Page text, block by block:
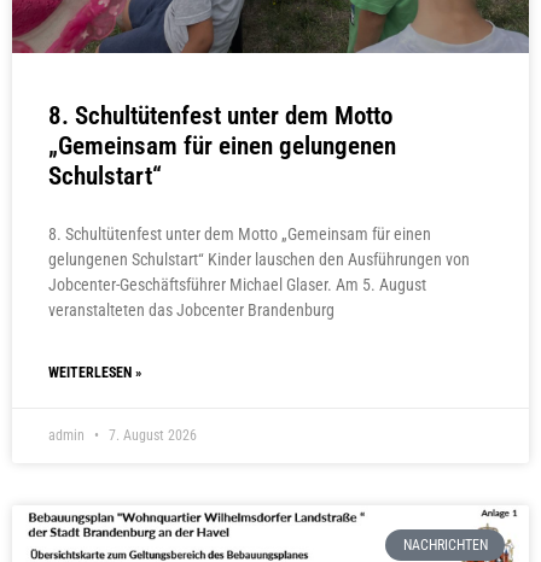
8. Schultütenfest unter dem Motto
„Gemeinsam für einen gelungenen
Schulstart“
8. Schultütenfest unter dem Motto „Gemeinsam für einen
gelungenen Schulstart“ Kinder lauschen den Ausführungen von
Jobcenter-Geschäftsführer Michael Glaser. Am 5. August
veranstalteten das Jobcenter Brandenburg
WEITERLESEN »
admin 7. August 2026
NACHRICHTEN